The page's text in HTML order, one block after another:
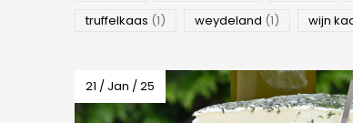
truffelkaas (1) weydeland (1) wijn
21 / Jan / 25